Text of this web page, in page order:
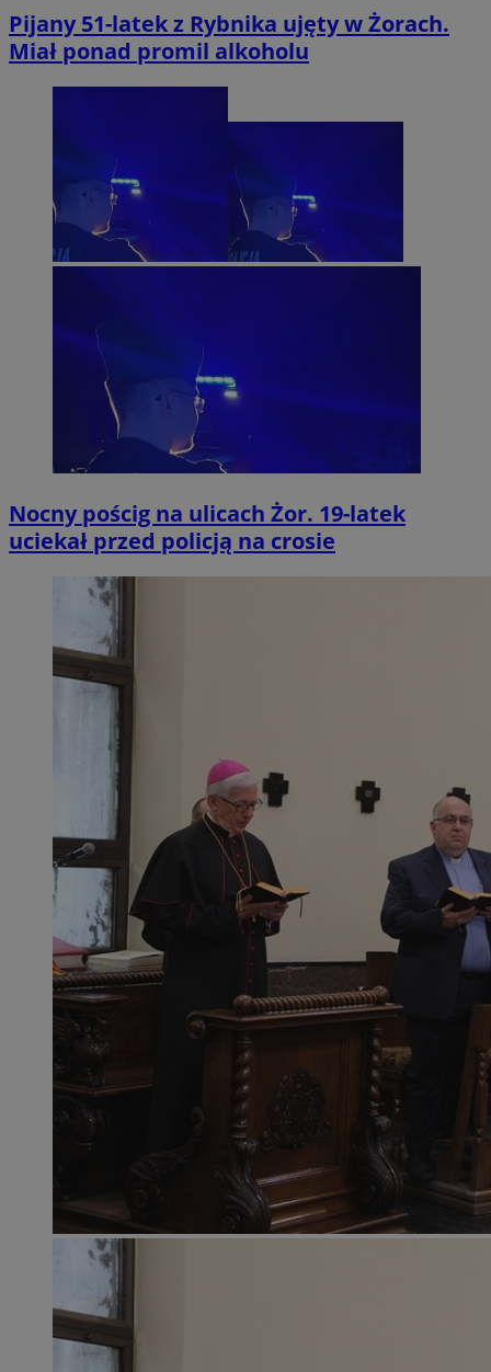
Pijany 51-latek z Rybnika ujęty w Żorach.
Miał ponad promil alkoholu
Nocny pościg na ulicach Żor. 19-latek
uciekał przed policją na crosie